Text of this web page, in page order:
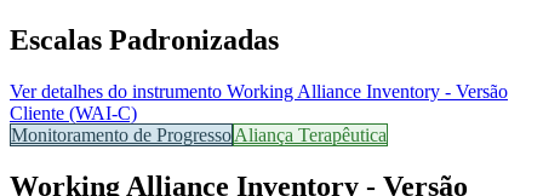
Escalas Padronizadas
Ver detalhes do instrumento Working Alliance Inventory - Versão
Cliente (WAI-C)
Monitoramento de ProgressoAliança Terapêutica
Working Alliance Inventory - Versão